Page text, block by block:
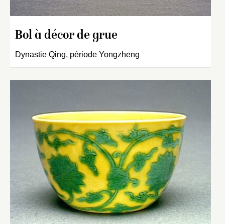
Bol à décor de grue
Dynastie Qing, période Yongzheng